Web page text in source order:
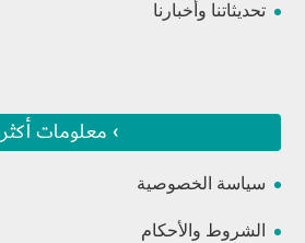
تحديثاتنا وأخبارنا
› معلومات أكثر
سياسة الخصوصية
الشروط والأحكام